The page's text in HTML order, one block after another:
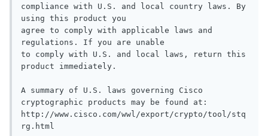
compliance with U.S. and local country laws. By
using this product you
agree to comply with applicable laws and
regulations. If you are unable
to comply with U.S. and local laws, return this
product immediately.
A summary of U.S. laws governing Cisco
cryptographic products may be found at:
http://www.cisco.com/wwl/export/crypto/tool/stq
rg.html